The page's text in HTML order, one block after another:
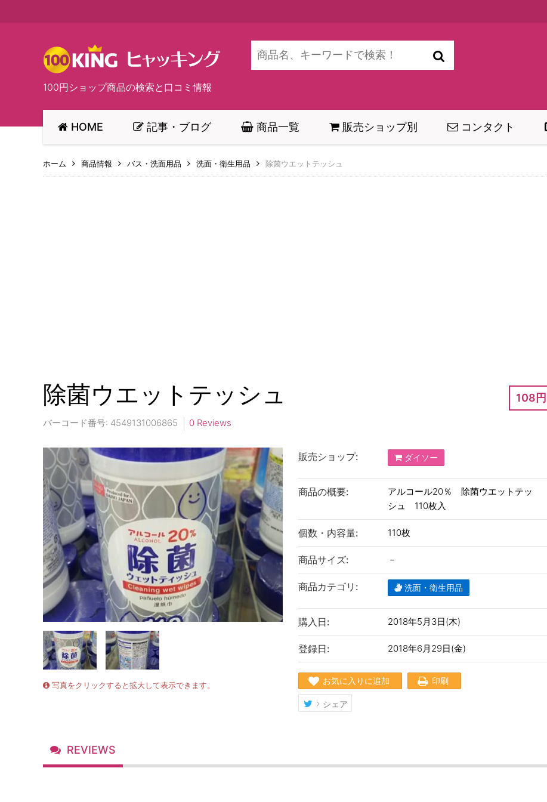
100円ショップ商品の検索と口コミ情報
HOME 記事・ブログ 商品一覧 販売ショップ別 コンタクト
ホーム 商品情報 バス・洗面用品 洗面・衛生用品 除菌ウエットテッシュ
除菌ウエットテッシュ
バーコード番号: 4549131006865 0 Reviews
108円
写真をクリックすると拡大して表示できます。
販売ショップ: ダイソー
商品の概要:
アルコール20％ 除菌ウエットテッ
シュ 110枚入
個数・内容量: 110枚
商品サイズ: －
商品カテゴリ: 洗面・衛生用品
購入日: 2018年5月3日(木)
登録日: 2018年6月29日(金)
お気に入りに追加 印刷
シェア
REVIEWS